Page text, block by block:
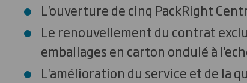
L'ouverture de cinq PackRight
Le renouvellement du contrat
emballages en carton ondulé à
L'amélioration du service et de la